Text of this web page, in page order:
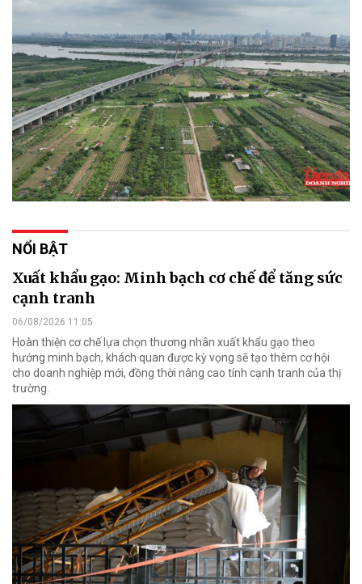
NỔI BẬT
Xuất khẩu gạo: Minh bạch cơ chế để tăng sức
cạnh tranh
06/08/2026 11:05
Hoàn thiện cơ chế lựa chọn thương nhân xuất khẩu gạo theo
hướng minh bạch, khách quan được kỳ vọng sẽ tạo thêm cơ hội
cho doanh nghiệp mới, đồng thời nâng cao tính cạnh tranh của thị
trường.